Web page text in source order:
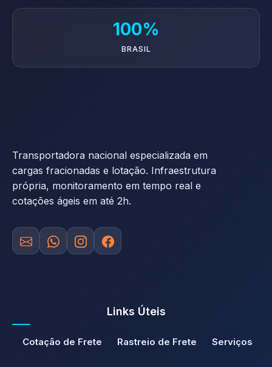
100%
BRASIL
Transportadora nacional especializada em
cargas fracionadas e lotação. Infraestrutura
própria, monitoramento em tempo real e
cotações ágeis em até 2h.
Links Úteis
Cotação de Frete Rastreio de Frete Serviços